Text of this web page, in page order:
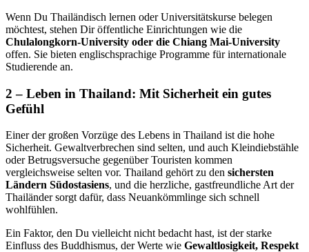
Wenn Du Thailändisch lernen oder Universitätskurse belegen
möchtest, stehen Dir öffentliche Einrichtungen wie die
Chulalongkorn-University oder die Chiang Mai-University
offen. Sie bieten englischsprachige Programme für internationale
Studierende an.
2 – Leben in Thailand: Mit Sicherheit ein gutes
Gefühl
Einer der großen Vorzüge des Lebens in Thailand ist die hohe
Sicherheit. Gewaltverbrechen sind selten, und auch Kleindiebstähle
oder Betrugsversuche gegenüber Touristen kommen
vergleichsweise selten vor. Thailand gehört zu den sichersten
Ländern Südostasiens, und die herzliche, gastfreundliche Art der
Thailänder sorgt dafür, dass Neuankömmlinge sich schnell
wohlfühlen.
Ein Faktor, den Du vielleicht nicht bedacht hast, ist der starke
Einfluss des Buddhismus, der Werte wie Gewaltlosigkeit, Respekt